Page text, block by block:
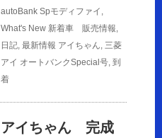
autoBank Spモディファイ ,
What's New 新着車 販売情報,
日記, 最新情報 アイちゃん, 三菱
アイ オートバンクSpecial号, 到
着
アイちゃん 完成